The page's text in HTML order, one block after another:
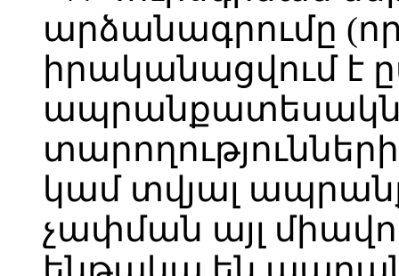
արձանագրումը
իրականացվում է
կամ տվյալ
չափման այլ